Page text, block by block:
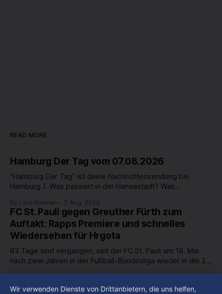
READ MORE
Hamburg Der Tag vom 07.08.2026
“Hamburg Der Tag” ist deine Nachrichtensendung bei
Hamburg 1. Was passiert in der Hansestadt? Was
in unserer Stadt an? Fragen, die von Montag bis Freitag LIVE
um 18 Uhr beantwortet werden - auf YouTube und im TV.
By Luca Kimmel 7. Aug. 2026
FC St. Pauli gegen Greuther Fürth zum
Auftakt: Rapps Premiere und schnelles
Wiedersehen für Hrgota
83 Tage sind vergangen, seit der FC St. Pauli am 16. Mai
nach zwei Jahren in der Fußball-Bundesliga wieder in die 2.
haben den Kiezclub verlassen. Dafür kamen in den letzten
Im Gespräch mit Christian Pothe - Heute zu
Wir verwenden Dienste von Drittanbietern, die uns helfen,